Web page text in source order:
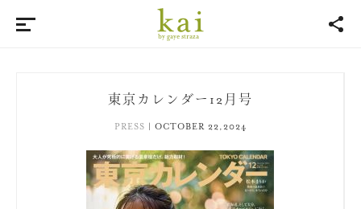
by gaye straza
東京カレンダー12月号
PRESS | OCTOBER 22,2024